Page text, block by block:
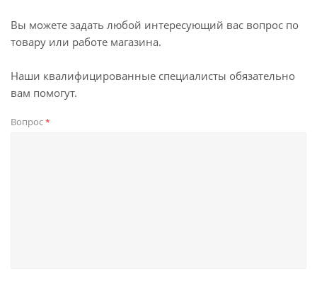
Вы можете задать любой интересующий вас вопрос по
товару или работе магазина.
Наши квалифицированные специалисты обязательно
вам помогут.
Вопрос*